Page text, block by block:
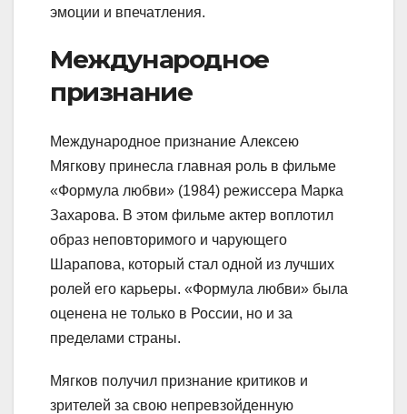
эмоции и впечатления.
Международное
признание
Международное признание Алексею
Мягкову принесла главная роль в фильме
«Формула любви» (1984) режиссера Марка
Захарова. В этом фильме актер воплотил
образ неповторимого и чарующего
Шарапова, который стал одной из лучших
ролей его карьеры. «Формула любви» была
оценена не только в России, но и за
пределами страны.
Мягков получил признание критиков и
зрителей за свою непревзойденную